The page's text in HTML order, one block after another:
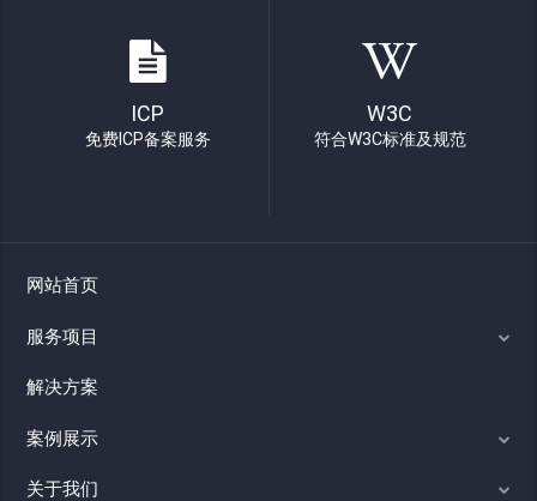
ICP
免费ICP备案服务
W3C
符合W3C标准及规范
网站首页
服务项目
解决方案
案例展示
关于我们